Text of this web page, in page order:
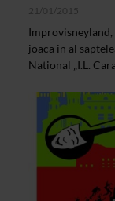
21/01/2015
joaca in al
National „I.L.